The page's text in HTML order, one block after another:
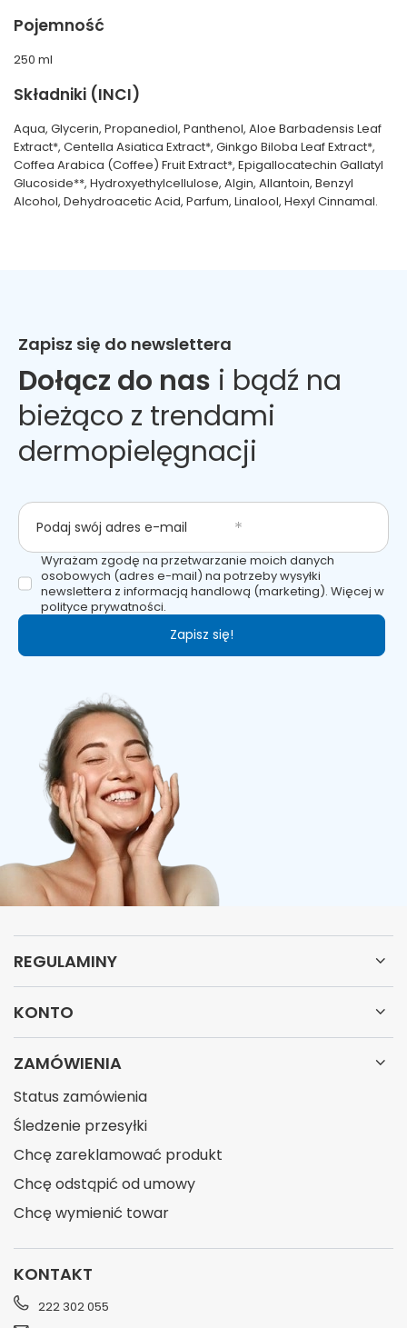
Pojemność
250 ml
Składniki (INCI)
Aqua, Glycerin, Propanediol, Panthenol, Aloe Barbadensis Leaf
Extract*, Centella Asiatica Extract*, Ginkgo Biloba Leaf Extract*,
Coffea Arabica (Coffee) Fruit Extract*, Epigallocatechin Gallatyl
Glucoside**, Hydroxyethylcellulose, Algin, Allantoin, Benzyl
Alcohol, Dehydroacetic Acid, Parfum, Linalool, Hexyl Cinnamal.
Zapisz się do newslettera
Dołącz do nas i bądź na
bieżąco z trendami
dermopielęgnacji
Podaj swój adres e-mail
Wyrażam zgodę na przetwarzanie moich danych
osobowych (adres e-mail) na potrzeby wysyłki
newslettera z informacją handlową (marketing). Więcej w
polityce prywatności.
Zapisz się!
REGULAMINY
KONTO
ZAMÓWIENIA
Status zamówienia
Śledzenie przesyłki
Chcę zareklamować produkt
Chcę odstąpić od umowy
Chcę wymienić towar
KONTAKT
222 302 055